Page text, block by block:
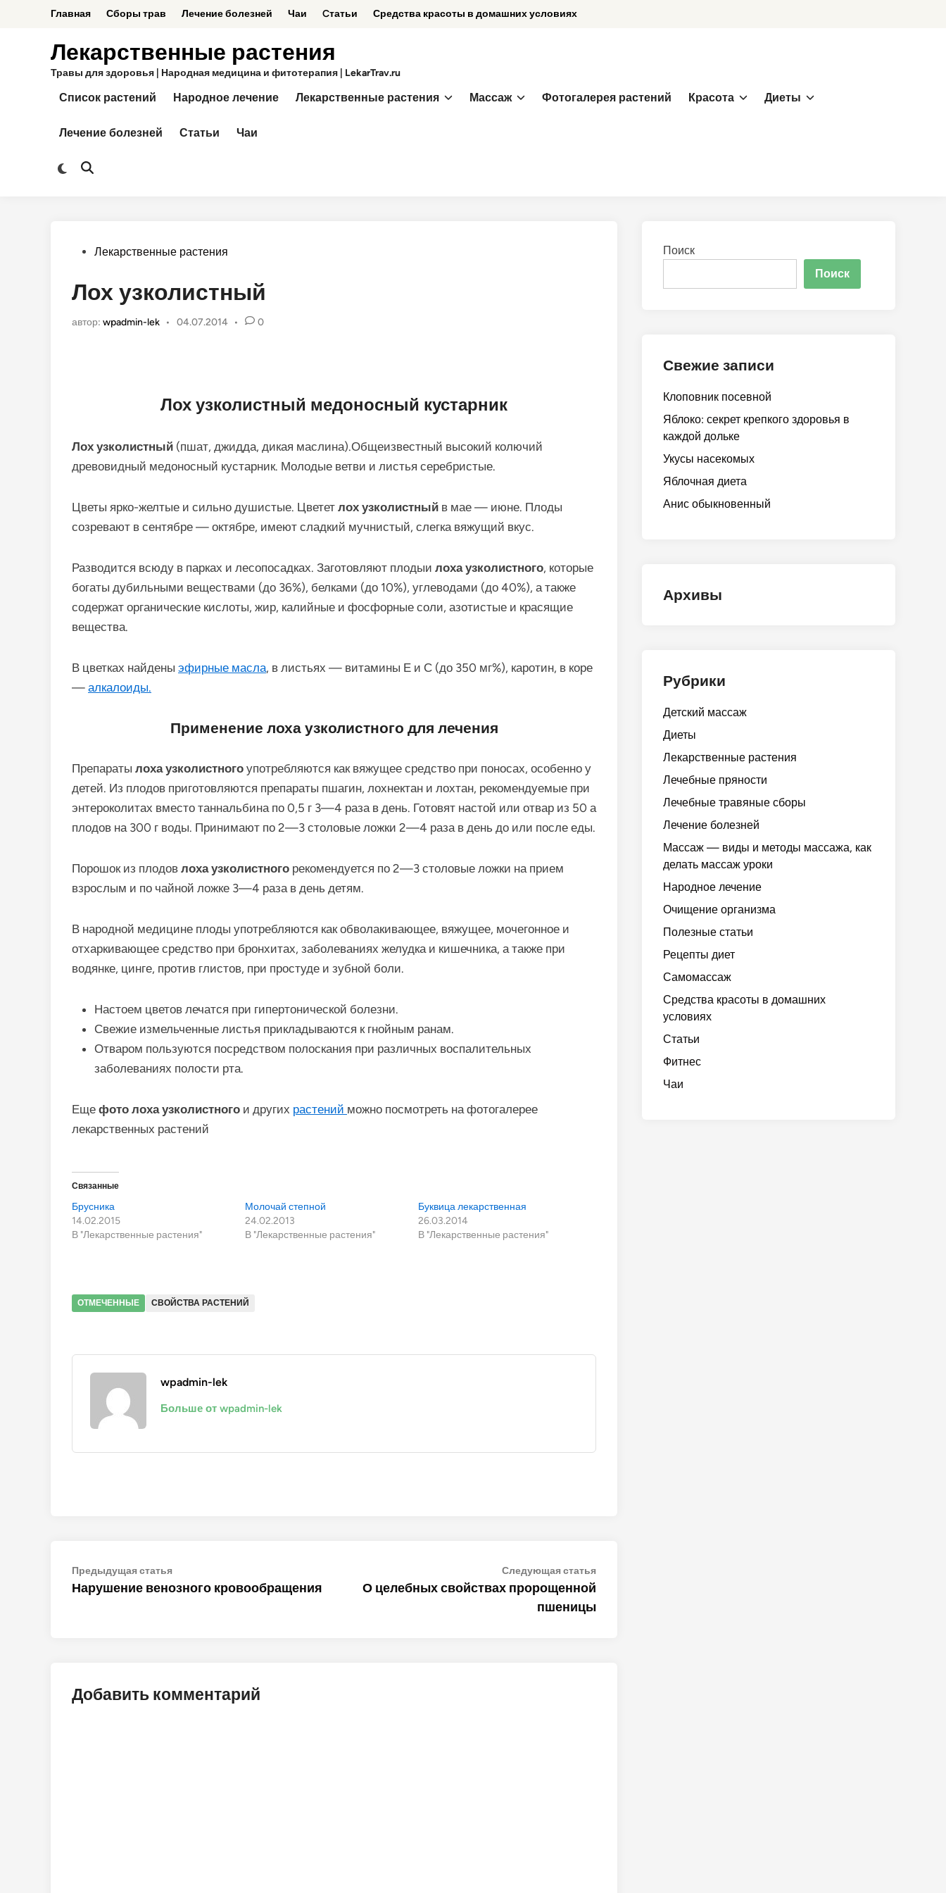
содержимому
Главная Сборы трав Лечение болезней Чаи Cтатьи Средства красоты в домашних условиях
Лекарственные растения
Травы для здоровья | Народная медицина и фитотерапия | LekarTrav.ru
Список растений Народное лечение Лекарственные растения Массаж Фотогалерея растений Красота Диеты
Лечение болезней Статьи Чаи
Переключить
Открыть
Опубликовано
Лекарственные растения
Лох узколистный
автор: wpadmin-lek • 04.07.2014 • 0
Лох узколистный медоносный кустарник
Лох узколистный (пшат, джидда, дикая маслина).Общеизвестный высокий колючий
древовидный медоносный кустарник. Молодые ветви и листья серебристые.
Цветы ярко-желтые и сильно душистые. Цветет лох узколистный в мае — июне. Плоды
созревают в сентябре — октябре, имеют сладкий мучнистый, слегка вяжущий вкус.
Разводится всюду в парках и лесопосадках. Заготовляют плодыи лоха узколистного, которые
богаты дубильными веществами (до 36%), белками (до 10%), углеводами (до 40%), а также
содержат органические кислоты, жир, калийные и фосфорные соли, азотистые и красящие
вещества.
В цветках найдены эфирные масла, в листьях — витамины Е и С (до 350 мг%), каротин, в коре
— алкалоиды.
Применение лоха узколистного для лечения
Препараты лоха узколистного употребляются как вяжущее средство при поносах, особенно у
детей. Из плодов приготовляются препараты пшагин, лохнектан и лохтан, рекомендуемые при
энтероколитах вместо таннальбина по 0,5 г 3—4 раза в день. Готовят настой или отвар из 50 а
плодов на 300 г воды. Принимают по 2—3 столовые ложки 2—4 раза в день до или после еды.
Порошок из плодов лоха узколистного рекомендуется по 2—3 столовые ложки на прием
взрослым и по чайной ложке 3—4 раза в день детям.
В народной медицине плоды употребляются как обволакивающее, вяжущее, мочегонное и
отхаркивающее средство при бронхитах, заболеваниях желудка и кишечника, а также при
водянке, цинге, против глистов, при простуде и зубной боли.
Настоем цветов лечатся при гипертонической болезни.
Свежие измельченные листья прикладываются к гнойным ранам.
Отваром пользуются посредством полоскания при различных воспалительных
заболеваниях полости рта.
Еще фото лоха узколистного и других растений можно посмотреть на фотогалерее
лекарственных растений
Связанные
Брусника
14.02.2015
В "Лекарственные растения"
Молочай степной
24.02.2013
В "Лекарственные растения"
Буквица лекарственная
26.03.2014
В "Лекарственные растения"
ОТМЕЧЕННЫЕ СВОЙСТВА РАСТЕНИЙ
wpadmin-lek
Больше от wpadmin-lek
Навигация
по
Предыдущая статьяПредыдущая
статья:
Нарушение венозного кровообращения
Следующая статьяСледующая
О целебных свойствах пророщенной
пшеницы
Добавить комментарий
Поиск
Поиск
Свежие записи
Клоповник посевной
Яблоко: секрет крепкого здоровья в
каждой дольке
Укусы насекомых
Яблочная диета
Анис обыкновенный
Архивы
Рубрики
Детский массаж
Диеты
Лекарственные растения
Лечебные пряности
Лечебные травяные сборы
Лечение болезней
Массаж — виды и методы массажа, как
делать массаж уроки
Народное лечение
Очищение организма
Полезные статьи
Рецепты диет
Самомассаж
Средства красоты в домашних
условиях
Статьи
Фитнес
Чаи